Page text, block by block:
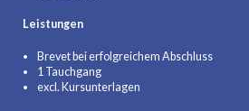
Leistungen
Brevet bei erfolgreichem Abschluss
1 Tauchgang
excl. Kursunterlagen